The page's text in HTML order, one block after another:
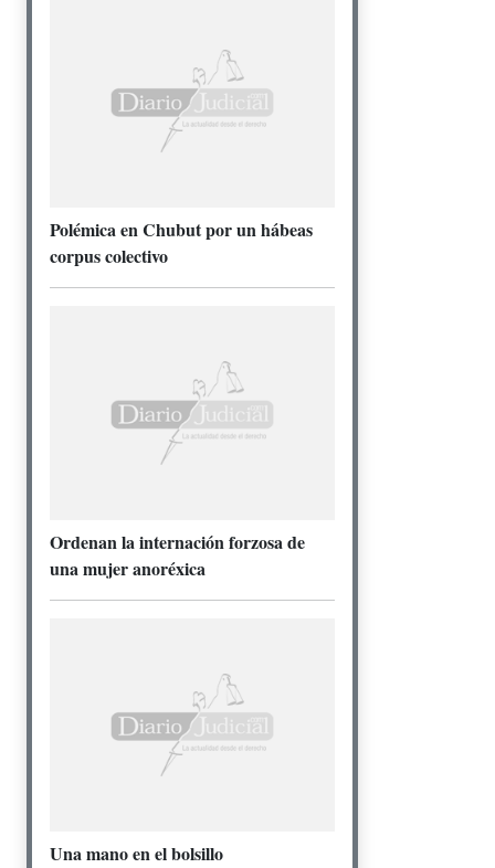
Polémica en Chubut por un hábeas
corpus colectivo
Ordenan la internación forzosa de
una mujer anoréxica
Una mano en el bolsillo